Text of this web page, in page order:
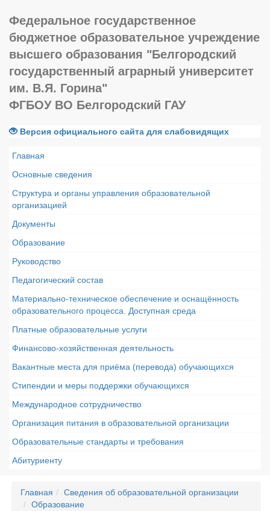
Федеральное государственное
бюджетное образовательное учреждение
высшего образования "Белгородский
государственный аграрный университет
им. В.Я. Горина"
ФГБОУ ВО Белгородский ГАУ
Версия официального сайта для слабовидящих
Главная
Основные сведения
Структура и органы управления образовательной
организацией
Документы
Образование
Руководство
Педагогический состав
Материально-техническое обеспечение и оснащённость
образовательного процесса. Доступная среда
Платные образовательные услуги
Финансово-хозяйственная деятельность
Вакантные места для приёма (перевода) обучающихся
Стипендии и меры поддержки обучающихся
Международное сотрудничество
Организация питания в образовательной организации
Образовательные стандарты и требования
Абитуриенту
Главная
Сведения об образовательной организации
Образование